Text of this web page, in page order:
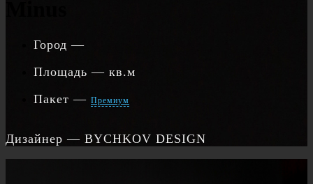
Город —
Площадь — кв.м
Пакет — Премиум
Дизайнер — BYCHKOV DESIGN